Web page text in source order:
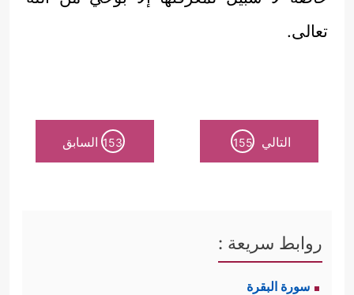
تعالى.
التالي 155
153 السابق
روابط سريعة :
سورة البقرة